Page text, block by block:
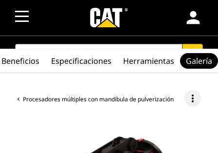
person
SEARCH search
Procesadores múltiples con mandíbula de pulverización more_vert
Beneficios Especificaciones Herramientas Galería